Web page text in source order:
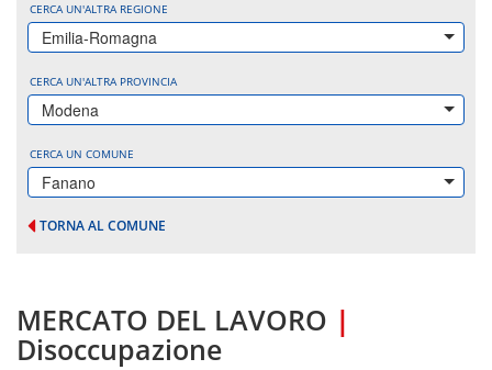
CERCA UN'ALTRA REGIONE
Emilia-Romagna
CERCA UN'ALTRA PROVINCIA
Modena
CERCA UN COMUNE
Fanano
TORNA AL COMUNE
MERCATO DEL LAVORO |
Disoccupazione